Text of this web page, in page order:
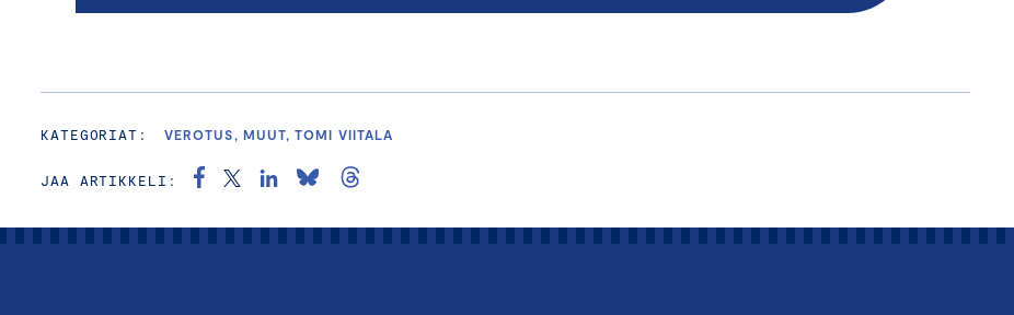
KATEGORIAT: VEROTUS, MUUT, TOMI VIITALA
JAA ARTIKKELI: